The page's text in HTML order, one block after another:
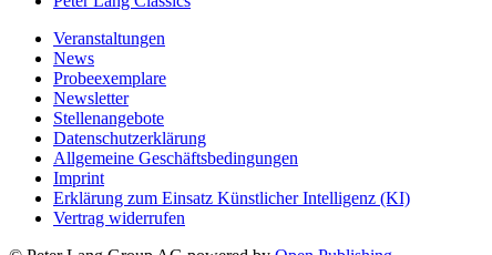
Veranstaltungen
News
Probeexemplare
Newsletter
Stellenangebote
Datenschutzerklärung
Allgemeine Geschäftsbedingungen
Imprint
Erklärung zum Einsatz Künstlicher Intelligenz (KI)
Vertrag widerrufen